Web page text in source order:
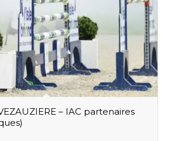
– IAC partenaires